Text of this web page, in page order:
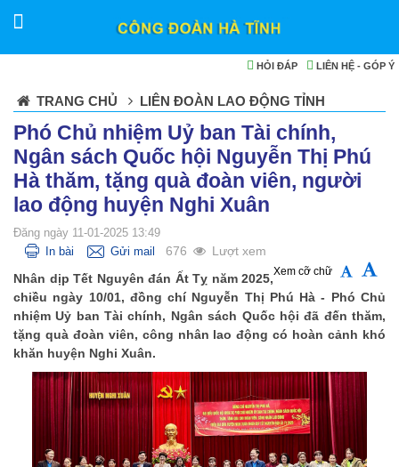
LIÊN HỆ - GÓP Ý
HỎI ĐÁP
TRANG CHỦ LIÊN ĐOÀN LAO ĐỘNG TỈNH
Phó Chủ nhiệm Uỷ ban Tài chính,
Ngân sách Quốc hội Nguyễn Thị Phú
Hà thăm, tặng quà đoàn viên, người
lao động huyện Nghi Xuân
Đăng ngày 11-01-2025 13:49
In bài
Gửi mail 676 Lượt xem
Xem cỡ chữ
Nhân dịp Tết Nguyên đán Ất Tỵ năm 2025,
chiều ngày 10/01, đồng chí Nguyễn Thị Phú Hà - Phó Chủ
nhiệm Uỷ ban Tài chính, Ngân sách Quốc hội đã đến thăm,
tặng quà đoàn viên, công nhân lao động có hoàn cảnh khó
khăn huyện Nghi Xuân.